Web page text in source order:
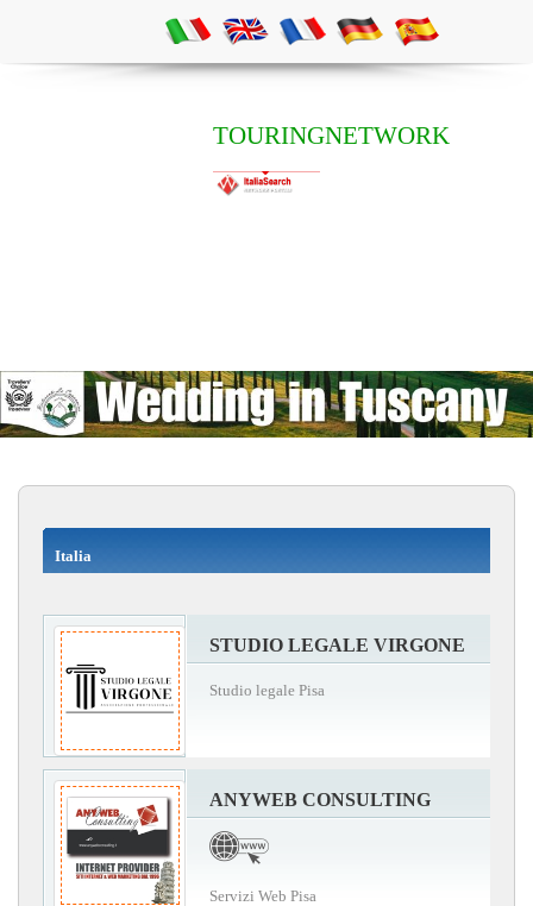
TOURINGNETWORK
Italia
STUDIO LEGALE VIRGONE
Studio legale Pisa
ANYWEB CONSULTING
Servizi Web Pisa